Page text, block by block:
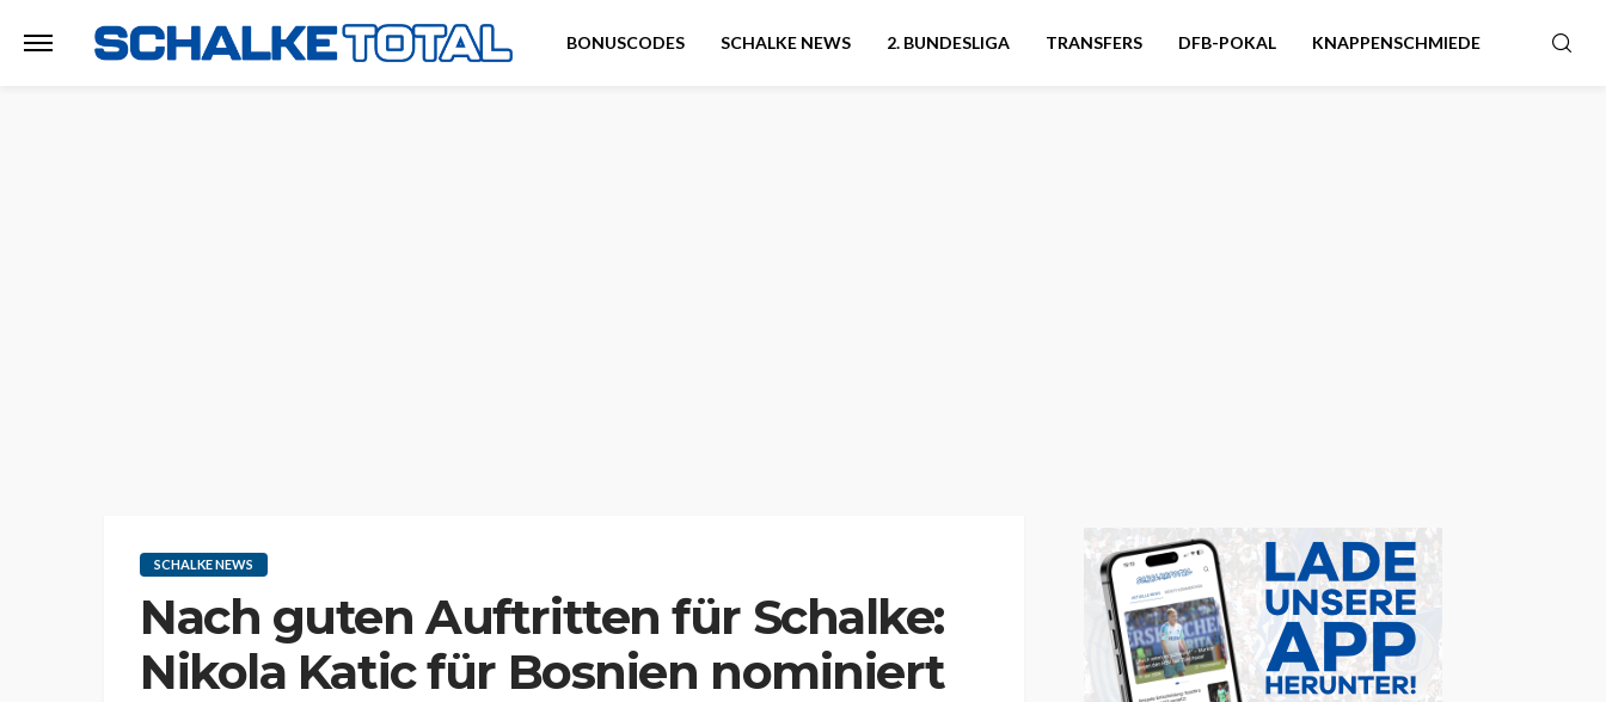
BONUSCODES SCHALKE NEWS 2. BUNDESLIGA TRANSFERS DFB-POKAL KNAPPENSCHMIEDE
SCHALKE NEWS
Nach guten Auftritten für Schalke:
Nikola Katic für Bosnien nominiert